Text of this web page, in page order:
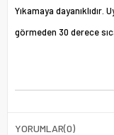
Yıkamaya
görmeden 30 derece
YORUMLAR(0)